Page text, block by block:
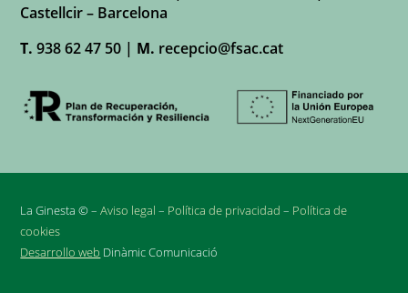
Castellcir – Barcelona
T. 938 62 47 50 | M. recepcio@fsac.cat
La Ginesta © –Aviso legal – Política de privacidad – Política de
cookies
Desarrollo web Dinàmic Comunicació